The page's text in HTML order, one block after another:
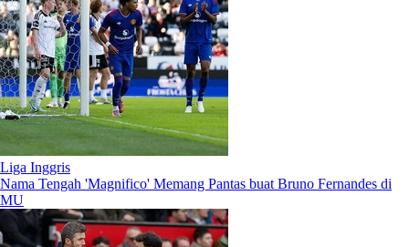
Liga Inggris
Nama Tengah 'Magnifico' Memang Pantas buat Bruno Fernandes di
MU